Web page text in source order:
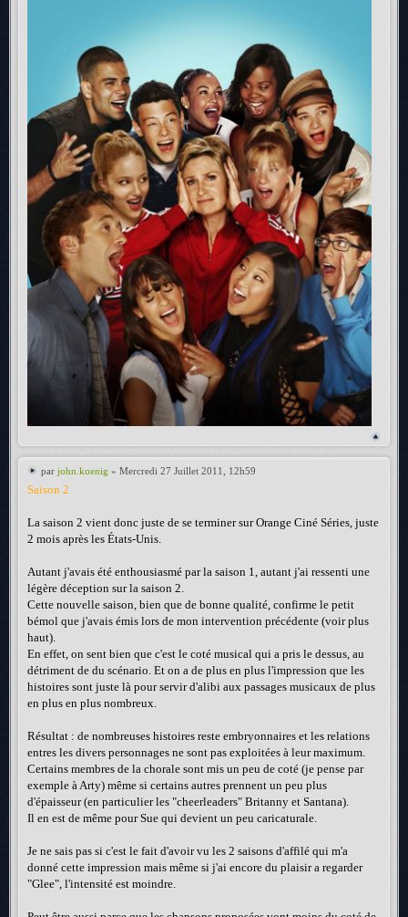
par john.koenig » Mercredi 27 Juillet 2011, 12h59
Saison 2
La saison 2 vient donc juste de se terminer sur Orange Ciné Séries, juste
2 mois après les États-Unis.
Autant j'avais été enthousiasmé par la saison 1, autant j'ai ressenti une
légère déception sur la saison 2.
Cette nouvelle saison, bien que de bonne qualité, confirme le petit
bémol que j'avais émis lors de mon intervention précédente (voir plus
haut).
En effet, on sent bien que c'est le coté musical qui a pris le dessus, au
détriment de du scénario. Et on a de plus en plus l'impression que les
histoires sont juste là pour servir d'alibi aux passages musicaux de plus
en plus en plus nombreux.
Résultat : de nombreuses histoires reste embryonnaires et les relations
entres les divers personnages ne sont pas exploitées à leur maximum.
Certains membres de la chorale sont mis un peu de coté (je pense par
exemple à Arty) même si certains autres prennent un peu plus
d'épaisseur (en particulier les "cheerleaders" Britanny et Santana).
Il en est de même pour Sue qui devient un peu caricaturale.
Je ne sais pas si c'est le fait d'avoir vu les 2 saisons d'affilé qui m'a
donné cette impression mais même si j'ai encore du plaisir a regarder
"Glee", l'intensité est moindre.